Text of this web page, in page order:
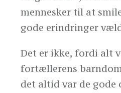
mennesker til at
gode erindringer
Det er ikke, fordi alt
fortællerens
det altid var de gode